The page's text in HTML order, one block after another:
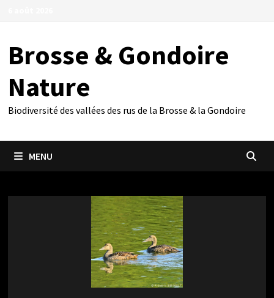
Brosse & Gondoire
Nature
Biodiversité des vallées des rus de la Brosse & la Gondoire
MENU